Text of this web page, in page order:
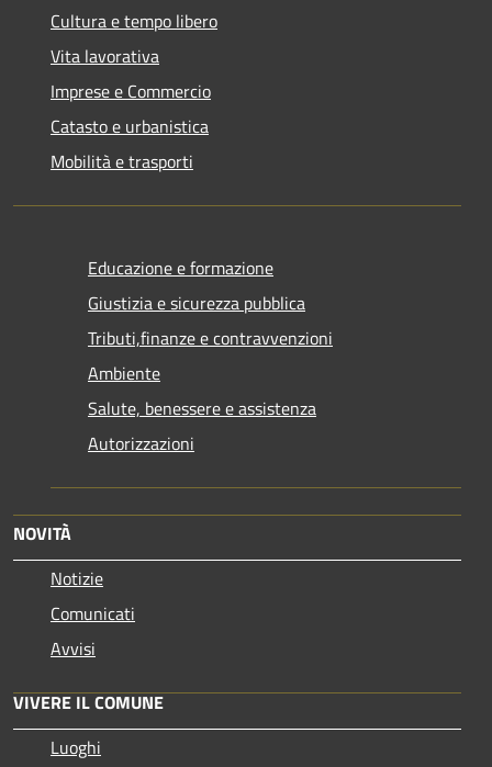
Cultura e tempo libero
Vita lavorativa
Imprese e Commercio
Catasto e urbanistica
Mobilità e trasporti
Educazione e formazione
Giustizia e sicurezza pubblica
Tributi,finanze e contravvenzioni
Ambiente
Salute, benessere e assistenza
Autorizzazioni
NOVITÀ
Notizie
Comunicati
Avvisi
VIVERE IL COMUNE
Luoghi